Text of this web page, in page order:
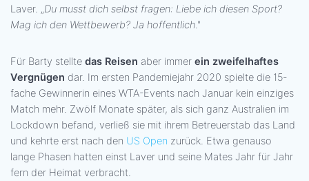
Laver. „Du musst dich selbst fragen: Liebe ich diesen Sport?
Mag ich den Wettbewerb? Ja hoffentlich."
Für Barty stellte das Reisen aber immer ein zweifelhaftes
Vergnügen dar. Im ersten Pandemiejahr 2020 spielte die 15-
fache Gewinnerin eines WTA-Events nach Januar kein einziges
Match mehr. Zwölf Monate später, als sich ganz Australien im
Lockdown befand, verließ sie mit ihrem Betreuerstab das Land
und kehrte erst nach den US Open zurück. Etwa genauso
lange Phasen hatten einst Laver und seine Mates Jahr für Jahr
fern der Heimat verbracht.